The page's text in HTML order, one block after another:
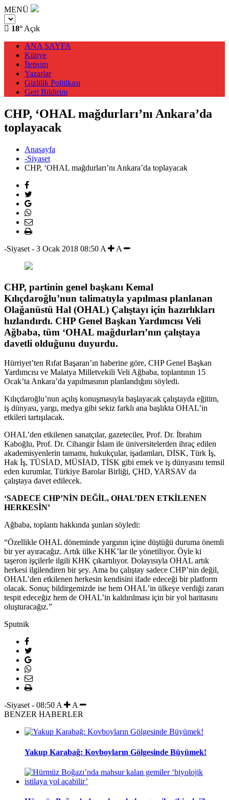
MENÜ
18° Açık
ANA SAYFA
Künye
İletişim
Yazarlar
Gizlilik Politikası
Geri Bildirim
CHP, ‘OHAL mağdurları’nı Ankara’da
toplayacak
Anasayfa
-Siyaset
CHP, ‘OHAL mağdurları’nı Ankara’da toplayacak
-Siyaset - 3 Ocak 2018 08:50 A A
CHP, partinin genel başkanı Kemal
Kılıçdaroğlu’nun talimatıyla yapılması planlanan
Olağanüstü Hal (OHAL) Çalıştayı için hazırlıkları
hızlandırdı. CHP Genel Başkan Yardımcısı Veli
Ağbaba, tüm ‘OHAL mağdurları’nın çalıştaya
davetli olduğunu duyurdu.
Hürriyet’ten Rıfat Başaran’ın haberine göre, CHP Genel Başkan
Yardımcısı ve Malatya Milletvekili Veli Ağbaba, toplantının 15
Ocak’ta Ankara’da yapılmasının planlandığını söyledi.
Kılıçdaroğlu’nun açılış konuşmasıyla başlayacak çalıştayda eğitim,
iş dünyası, yargı, medya gibi sekiz farklı ana başlıkta OHAL’in
etkileri tartışılacak.
OHAL’den etkilenen sanatçılar, gazeteciler, Prof. Dr. İbrahim
Kaboğlu, Prof. Dr. Cihangir İslam ile üniversitelerden ihraç edilen
akademisyenlerin tamamı, hukukçular, işadamları, DİSK, Türk İş,
Hak İş, TÜSİAD, MÜSİAD, TİSK gibi emek ve iş dünyasını temsil
eden kurumlar, Türkiye Barolar Birliği, ÇHD, YARSAV da
çalıştaya davet edilecek.
‘SADECE CHP’NİN DEĞİL, OHAL’DEN ETKİLENEN
HERKESİN’
Ağbaba, toplantı hakkında şunları söyledi:
“Özellikle OHAL döneminde yargının içine düştüğü duruma önemli
bir yer ayıracağız. Artık ülke KHK’lar ile yönetiliyor. Öyle ki
taşeron işçilerle ilgili KHK çıkartılıyor. Dolayısıyla OHAL artık
herkesi ilgilendiren bir şey. Ama bu çalıştay sadece CHP’nin değil,
OHAL’den etkilenen herkesin kendisini ifade edeceği bir platform
olacak. Sonuç bildirgemizde ise hem OHAL’in ülkeye verdiği zararı
tespit edeceğiz hem de OHAL’in kaldırılması için bir yol haritasını
oluşturacağız.”
Sputnik
-Siyaset - 08:50 A
A
BENZER HABERLER
Yakup Karabağ: Kovboyların Gölgesinde Büyümek!